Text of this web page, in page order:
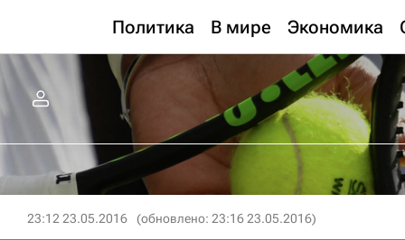
Политика В мире Экономика
23:12 23.05.2016 (обновлено: 23:16 23.05.2016)